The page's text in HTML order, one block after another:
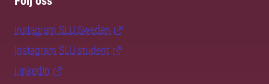
Instagram SLU.Sweden
Instagram SLU.student
LinkedIn